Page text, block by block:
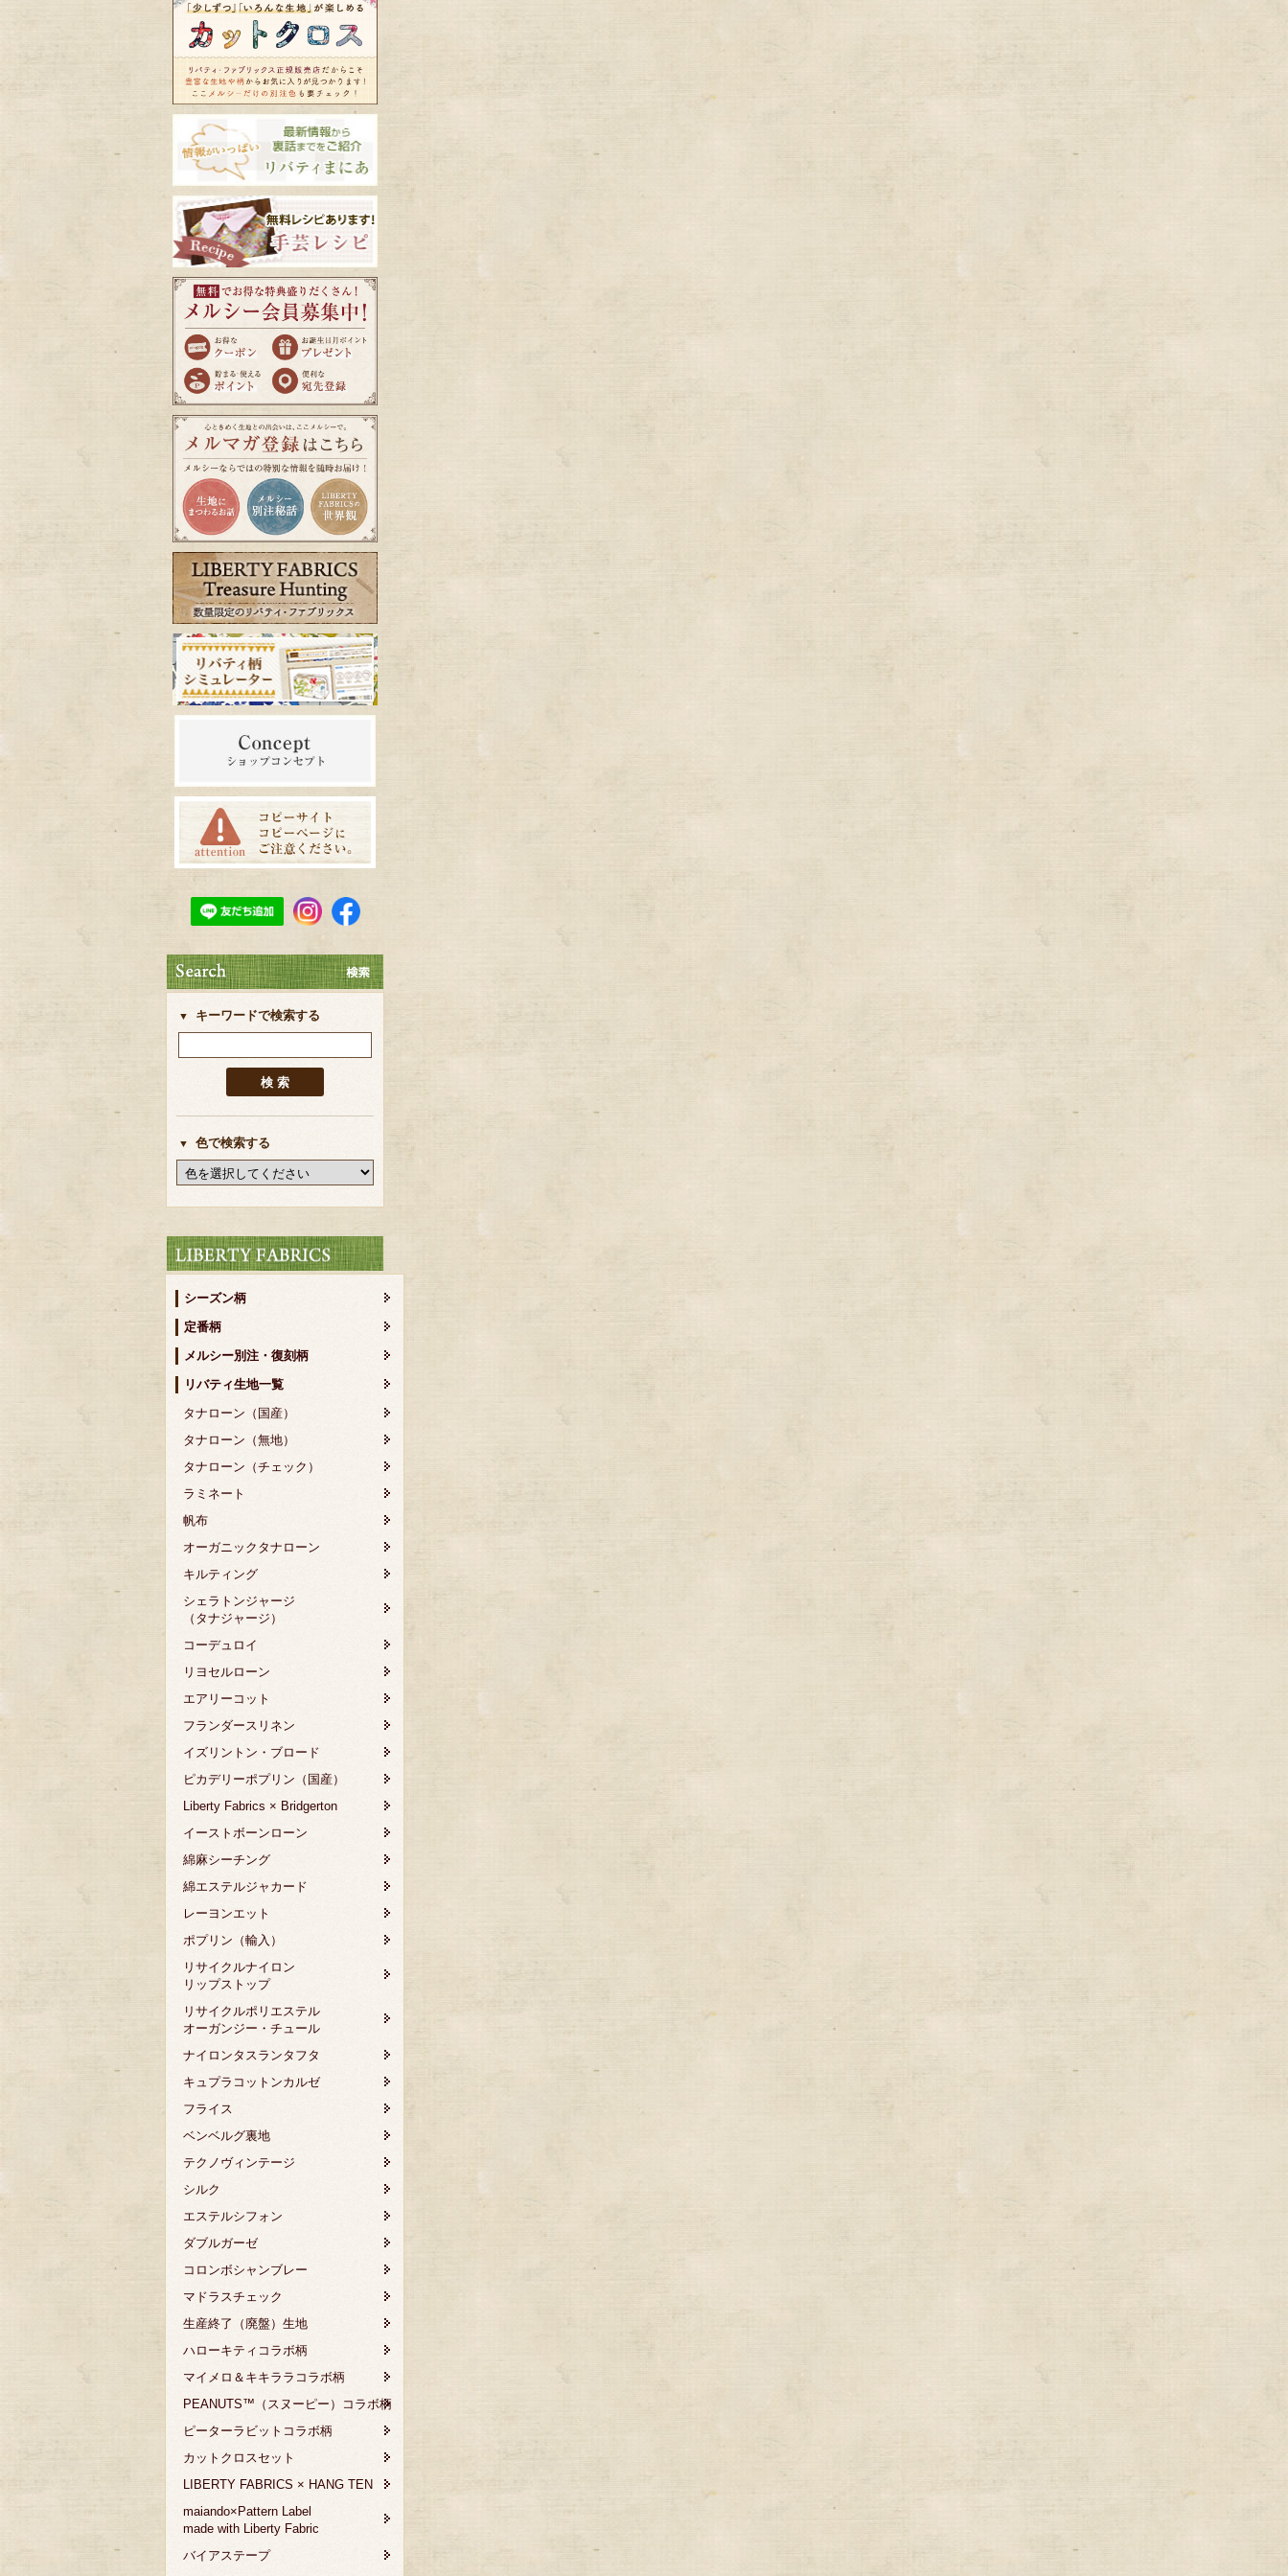
キーワードで検索する
色で検索する
シーズン柄
定番柄
メルシー別注・復刻柄
リバティ生地一覧
タナローン（国産）
タナローン（無地）
タナローン（チェック）
ラミネート
帆布
オーガニックタナローン
キルティング
シェラトンジャージ
（タナジャージ）
コーデュロイ
リヨセルローン
エアリーコット
フランダースリネン
イズリントン・ブロード
ピカデリーポプリン（国産）
Liberty Fabrics × Bridgerton
イーストボーンローン
綿麻シーチング
綿エステルジャカード
レーヨンエット
ポプリン（輸入）
リサイクルナイロン
リップストップ
リサイクルポリエステル
オーガンジー・チュール
ナイロンタスランタフタ
キュプラコットンカルゼ
フライス
ベンベルグ裏地
テクノヴィンテージ
シルク
エステルシフォン
ダブルガーゼ
コロンボシャンブレー
マドラスチェック
生産終了（廃盤）生地
ハローキティコラボ柄
マイメロ＆キキララコラボ柄
PEANUTS™（スヌーピー）コラボ柄
ピーターラビットコラボ柄
カットクロスセット
LIBERTY FABRICS × HANG TEN
maiando×Pattern Label
made with Liberty Fabric
バイアステープ